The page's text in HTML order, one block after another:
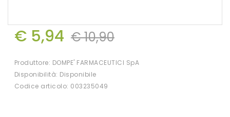
€ 5,94 € 10,90
Produttore: DOMPE' FARMACEUTICI SpA
Disponibilità: Disponibile
Codice articolo: 003235049